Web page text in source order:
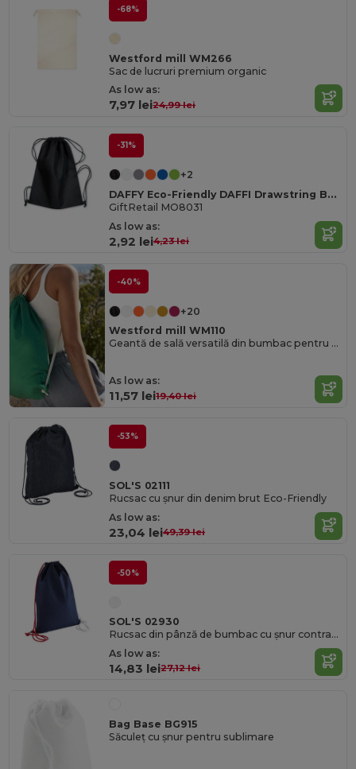
-68%
Westford mill WM266
Sac de lucruri premium organic
As low as:
7,97 lei24,99 lei
-31%
+2
DAFFY Eco-Friendly DAFFI Drawstring Bag 80gsm
GiftRetail MO8031
As low as:
2,92 lei4,23 lei
-40%
+20
Westford mill WM110
Geantă de sală versatilă din bumbac pentru sport și evenimente
As low as:
11,57 lei19,40 lei
-53%
SOL'S 02111
Rucsac cu șnur din denim brut Eco-Friendly
As low as:
23,04 lei49,39 lei
-50%
SOL'S 02930
Rucsac din pânză de bumbac cu șnur contrastant
As low as:
14,83 lei27,12 lei
Bag Base BG915
Săculeț cu șnur pentru sublimare